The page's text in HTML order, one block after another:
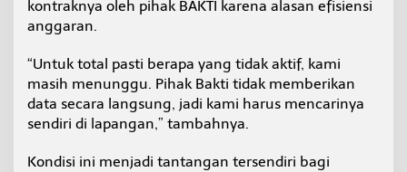
kontraknya oleh pihak BAKTI karena alasan efisiensi
anggaran.
“Untuk total pasti berapa yang tidak aktif, kami
masih menunggu. Pihak Bakti tidak memberikan
data secara langsung, jadi kami harus mencarinya
sendiri di lapangan,” tambahnya.
Kondisi ini menjadi tantangan tersendiri bagi